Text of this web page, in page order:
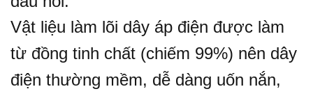
Vật liệu làm lõi dây áp điện được làm
từ đồng tinh chất (chiếm 99%) nên dây
điện thường mềm, dễ dàng uốn nắn,